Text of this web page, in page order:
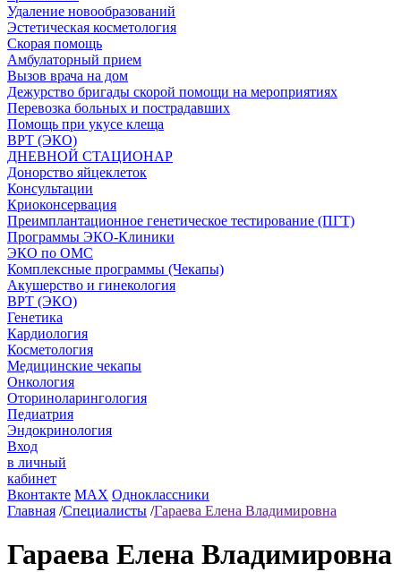
Удаление новообразований
Эстетическая косметология
Скорая помощь
Амбулаторный прием
Вызов врача на дом
Дежурство бригады скорой помощи на мероприятиях
Перевозка больных и пострадавших
Помощь при укусе клеща
ВРТ (ЭКО)
ДНЕВНОЙ СТАЦИОНАР
Донорство яйцеклеток
Консультации
Криоконсервация
Преимплантационное генетическое тестирование (ПГТ)
Программы ЭКО-Клиники
ЭКО по ОМС
Комплексные программы (Чекапы)
Акушерство и гинекология
ВРТ (ЭКО)
Генетика
Кардиология
Косметология
Медицинские чекапы
Онкология
Оториноларингология
Педиатрия
Эндокринология
Вход
в личный
кабинет
Вконтакте MAX Одноклассники
Главная /Специалисты /Гараева Елена Владимировна
Гараева Елена Владимировна